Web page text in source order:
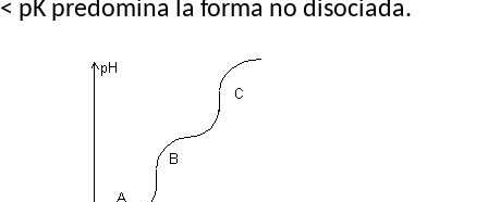
< pK predomina la forma no disociada.